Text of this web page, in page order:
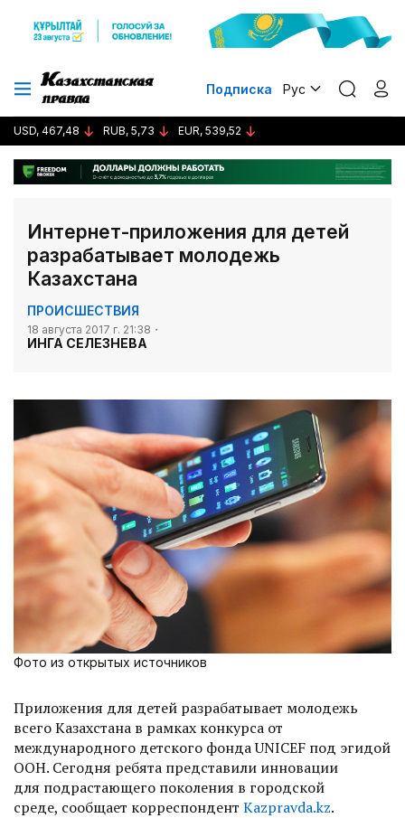
Подписка Рус
USD, 467,48 RUB, 5,73 EUR, 539,52
Интернет-приложения для детей
разрабатывает молодежь
Казахстана
ПРОИСШЕСТВИЯ
18 августа 2017 г. 21:38
ИНГА СЕЛЕЗНЕВА
Фото из открытых источников
Приложения для детей разрабатывает молодежь
всего Казахстана в рамках конкурса от
международного детского фонда UNIСЕF под эгидой
ООН. Сегодня ребята представили инновации
для подрастающего поколения в городской
среде, сообщает корреспондент Kazpravda.kz.